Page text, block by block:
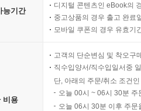
능기간
디지털 콘텐츠인 eBook의
중고상품의 경우 출고 완료
모바일 쿠폰의 경우 유효기
비용
고객의 단순변심 및 착오구
직수입양서/직수입일서중
단, 아래의 주문/취소 조건
오늘 00시 ~ 06시 30분
오늘 06시 30분 이후 주